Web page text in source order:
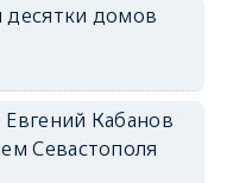
домов
Кабанов
Севастополя